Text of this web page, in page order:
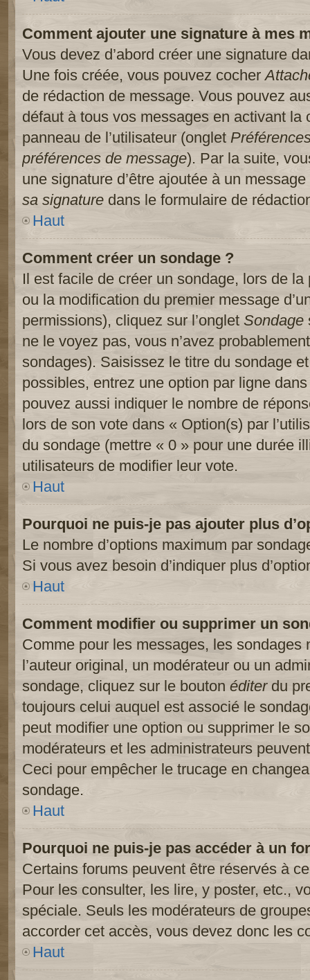
Comment ajouter une signature à mes
Vous devez d’abord créer une signature
Une fois créée, vous pouvez cocher
de rédaction de message. Vous pouvez
défaut à tous vos messages en activant la
panneau de l’utilisateur (onglet
préférences de message). Par la suite,
une signature d’être ajoutée à un
sa signature dans le formulaire de
Haut
Comment créer un sondage ?
Il est facile de créer un sondage, lors de la
ou la modification du premier message
permissions), cliquez sur l’onglet Sondage
ne le voyez pas, vous n’avez
sondages). Saisissez le titre du sondage
possibles, entrez une option par ligne
pouvez aussi indiquer le nombre de
lors de son vote dans « Option(s) par
du sondage (mettre « 0 » pour une durée
utilisateurs de modifier leur vote.
Haut
Pourquoi ne puis-je pas ajouter plus
Le nombre d’options maximum par
Si vous avez besoin d’indiquer plus
Haut
Comment modifier ou supprimer un
Comme pour les messages, les sondages
l’auteur original, un modérateur ou un
sondage, cliquez sur le bouton éditerdu
toujours celui auquel est associé le
peut modifier une option ou supprimer le
modérateurs et les administrateurs
Ceci pour empêcher le trucage en
sondage.
Haut
Pourquoi ne puis-je pas accéder à un
Certains forums peuvent être réservés à
Pour les consulter, les lire, y poster, etc.,
spéciale. Seuls les modérateurs de
accorder cet accès, vous devez donc les
Haut